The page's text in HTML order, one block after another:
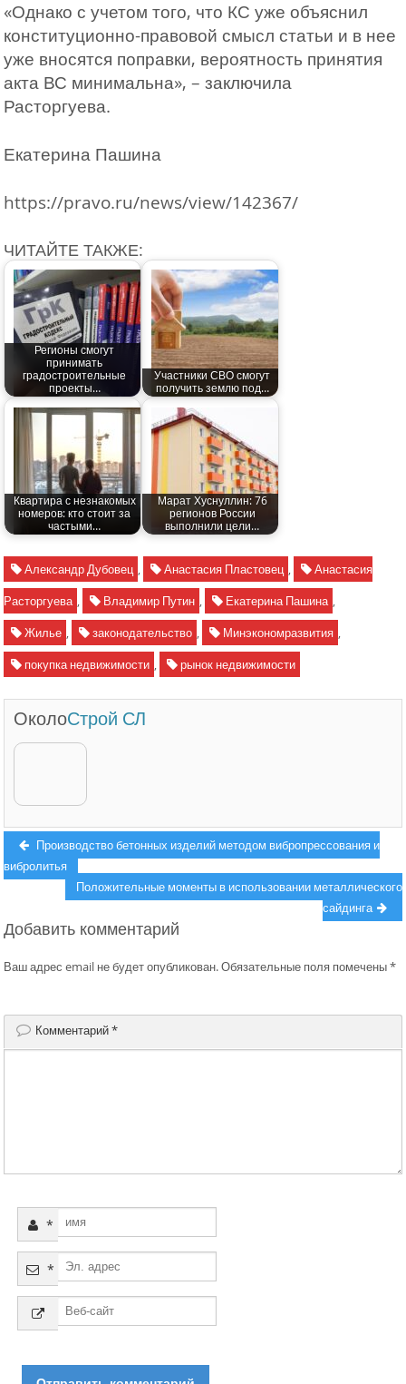
«Однако с учетом того, что КС уже объяснил
конституционно-правовой смысл статьи и в нее
уже вносятся поправки, вероятность принятия
акта ВС минимальна», – заключила
Расторгуева.
Екатерина Пашина
https://pravo.ru/news/view/142367/
ЧИТАЙТЕ ТАКЖЕ:
Регионы смогут
принимать
градостроительные
проекты…
Участники СВО смогут
получить землю под…
Квартира с незнакомых
номеров: кто стоит за
частыми…
Марат Хуснуллин: 76
регионов России
выполнили цели…
Александр Дубовец , Анастасия Пластовец ,
Анастасия
Расторгуева , Владимир Путин , Екатерина Пашина ,
Жилье , законодательство , Минэкономразвития ,
покупка недвижимости , рынок недвижимости
ОколоСтрой СЛ
Навигация
по
записям
Previous
post:
Производство бетонных изделий методом вибропрессования и
вибролитья
Next
Положительные моменты в использовании металлического
сайдинга
Добавить комментарий
Ваш адрес email не будет опубликован.Обязательные поля помечены*
Комментарий*
*
*